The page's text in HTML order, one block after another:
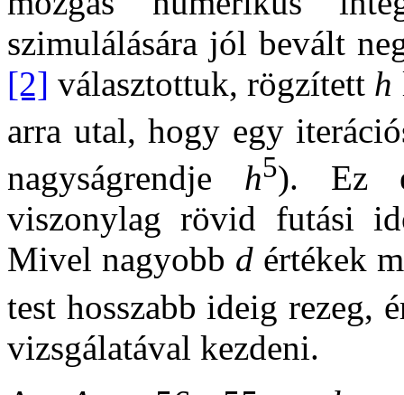
szimulálására jól bevált
[2] választottuk, rögzített h
arra utal, hogy egy
nagyságrendje h5). Ez
viszonylag rövid futási
Mivel nagyobb d értékek
test hosszabb ideig rezeg,
vizsgálatával kezdeni.